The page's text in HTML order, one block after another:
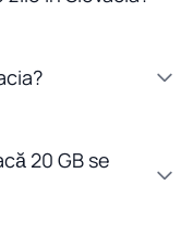
20 GB se